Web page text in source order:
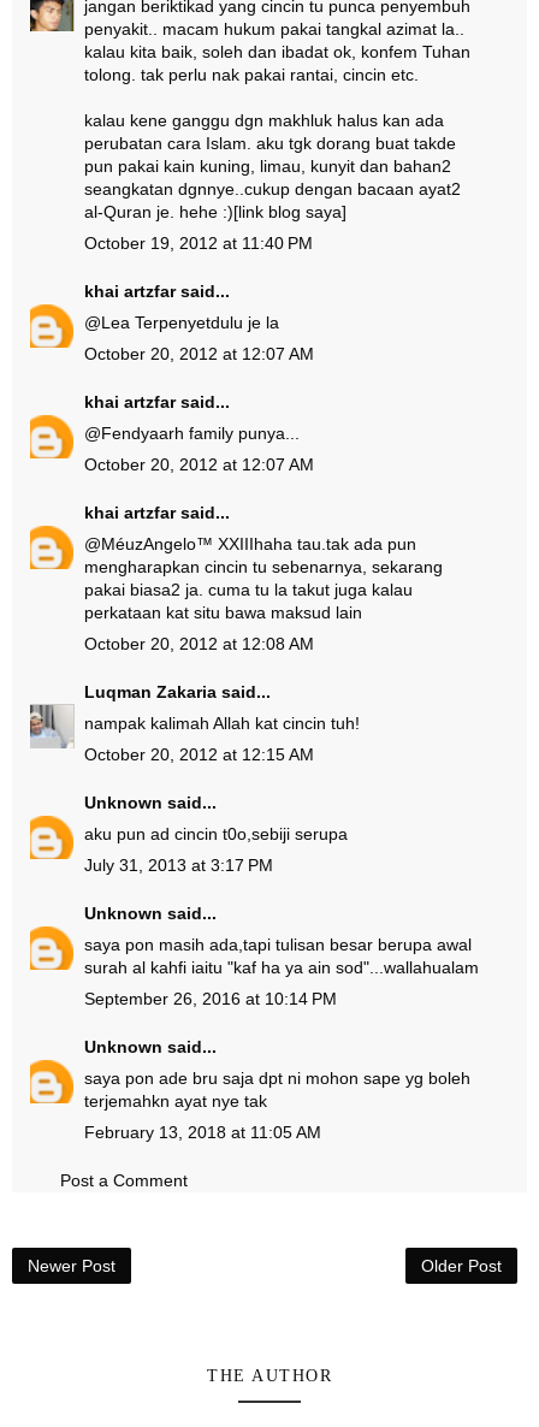
jangan beriktikad yang cincin tu punca penyembuh
penyakit.. macam hukum pakai tangkal azimat la..
kalau kita baik, soleh dan ibadat ok, konfem Tuhan
tolong. tak perlu nak pakai rantai, cincin etc.
kalau kene ganggu dgn makhluk halus kan ada
perubatan cara Islam. aku tgk dorang buat takde
pun pakai kain kuning, limau, kunyit dan bahan2
seangkatan dgnnye..cukup dengan bacaan ayat2
al-Quran je. hehe :)[link blog saya]
October 19, 2012 at 11:40 PM
khai artzfarsaid...
@Lea Terpenyetdulu je la
October 20, 2012 at 12:07 AM
khai artzfarsaid...
@Fendyaarh family punya...
October 20, 2012 at 12:07 AM
khai artzfarsaid...
@MéuzAngelo™ XXIIIhaha tau.tak ada pun
mengharapkan cincin tu sebenarnya, sekarang
pakai biasa2 ja. cuma tu la takut juga kalau
perkataan kat situ bawa maksud lain
October 20, 2012 at 12:08 AM
Luqman Zakaria said...
nampak kalimah Allah kat cincin tuh!
October 20, 2012 at 12:15 AM
Unknown said...
aku pun ad cincin t0o,sebiji serupa
July 31, 2013 at 3:17 PM
Unknown said...
saya pon masih ada,tapi tulisan besar berupa awal
surah al kahfi iaitu "kaf ha ya ain sod"...wallahualam
September 26, 2016 at 10:14 PM
Unknown said...
saya pon ade bru saja dpt ni mohon sape yg boleh
terjemahkn ayat nye tak
February 13, 2018 at 11:05 AM
Post a Comment
Newer Post Older Post
THE AUTHOR